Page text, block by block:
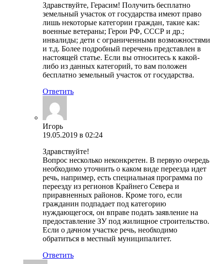
Здравствуйте, Герасим! Получить бесплатно
земельный участок от государства имеют право
лишь некоторые категории граждан, такие как:
военные ветераны; Герои РФ, СССР и др.;
инвалиды; дети с ограниченными возможностями
и т.д. Более подробный перечень представлен в
настоящей статье. Если вы относитесь к какой-
либо из данных категорий, то вам положен
бесплатно земельный участок от государства.
Ответить
Игорь
19.05.2019 в 02:24
Здравствуйте!
Вопрос несколько неконкретен. В первую очередь
необходимо уточнить о каком виде переезда идет
речь, например, есть специальная программа по
переезду из регионов Крайнего Севера и
приравненных районов. Кроме того, если
гражданин подпадает под категорию
нуждающегося, он вправе подать заявление на
предоставление ЗУ под жилищное строительство.
Если о дачном участке речь, необходимо
обратиться в местный муниципалитет.
Ответить